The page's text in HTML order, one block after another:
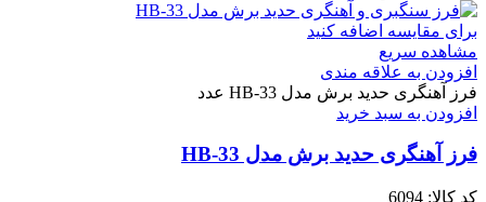
برای مقایسه اضافه کنید
مشاهده سریع
افزودن به علاقه مندی
فرز آهنگری حدید برش مدل HB-33 عدد
افزودن به سبد خرید
فرز آهنگری حدید برش مدل HB-33
کد کالا: 6094